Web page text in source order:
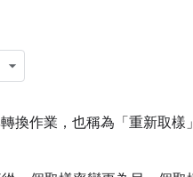
換作業，也稱為「重新取樣」